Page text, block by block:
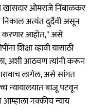
खासदार ओमराजे निंबाळकर
निकाल अत्यंत दुर्दैवी असून
करणार आहोत," असे
शिक्षा व्हावी यासाठी
अशी आठवण त्यांनी करून
लागेल, असे सांगत
न्यायालयात बाजू पटवून
नक्कीच न्याय